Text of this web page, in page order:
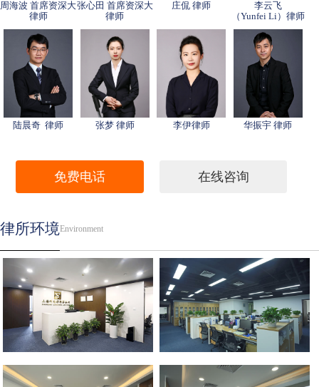
周海波 首席资深大
律师
张心田 首席资深大
律师
庄侃 律师
李云飞
（Yunfei Li）律师
陆晨奇 律师 张梦 律师 李伊律师 华振宇 律师
免费电话 在线咨询
律所环境Environment